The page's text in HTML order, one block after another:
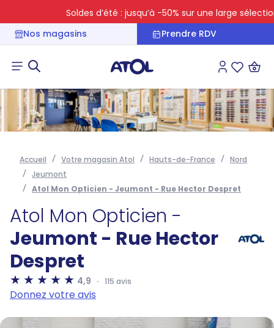
Soldes d’été : jusqu’à -50% sur une large sélection
Nos magasins
Prendre RDV
Connexion
Accueil Votre magasin Atol Hauts-de-France
Nord
Jeumont
Atol Mon Opticien - Jeumont - Rue Hector Despret
Atol Mon Opticien -
Jeumont - Rue Hector
Despret
4,9 115 avis
Donnez votre avis